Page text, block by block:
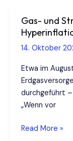
Gas- und
14. Oktober
Etwa im
durchgeführt –
„Wenn vor
Gas-
Read More »